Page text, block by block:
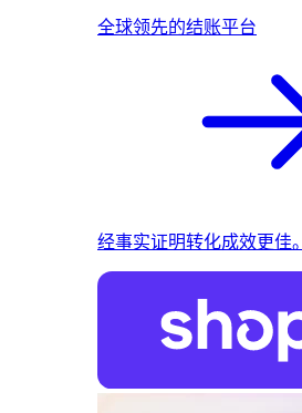
全球领先的结账平台
经事实证明转化成效更佳。